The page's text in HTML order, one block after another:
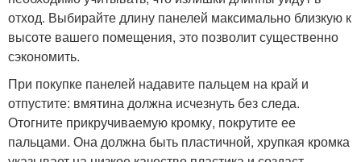
отход. Выбирайте длину панелей максимально близкую к
высоте вашего помещения, это позволит существенно
сэкономить.
При покупке панелей надавите пальцем на край и
отпустите: вмятина должна исчезнуть без следа.
Отогните прикручиваемую кромку, покрутите ее
пальцами. Она должна быть пластичной, хрупкая кромка